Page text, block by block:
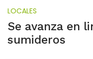
LOCALES
Se avanza en
sumideros